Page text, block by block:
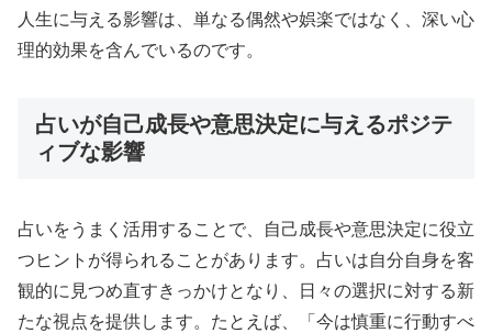
人生に与える影響は、単なる偶然や娯楽ではなく、深い心
理的効果を含んでいるのです。
占いが自己成長や意思決定に与えるポジテ
ィブな影響
占いをうまく活用することで、自己成長や意思決定に役立
つヒントが得られることがあります。占いは自分自身を客
観的に見つめ直すきっかけとなり、日々の選択に対する新
たな視点を提供します。たとえば、「今は慎重に行動すべ